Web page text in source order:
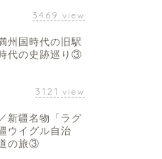
3469 view
州国時代の旧駅
代の史跡巡り③
3121 view
新疆名物「ラグ
ウイグル自治
の旅③